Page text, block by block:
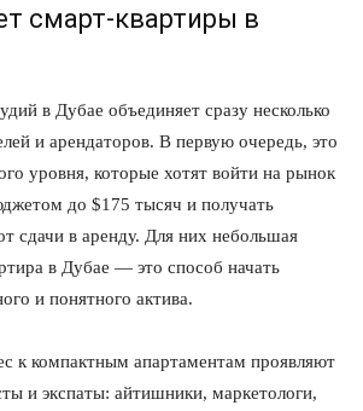
смарт-квартиры в
в Дубае объединяет сразу несколько
и арендаторов. В первую очередь, это
уровня, которые хотят войти на рынок
до $175 тысяч и получать
сдачи в аренду. Для них небольшая
в Дубае — это способ начать
и понятного актива.
к компактным апартаментам проявляют
и экспаты: айтишники, маркетологи,